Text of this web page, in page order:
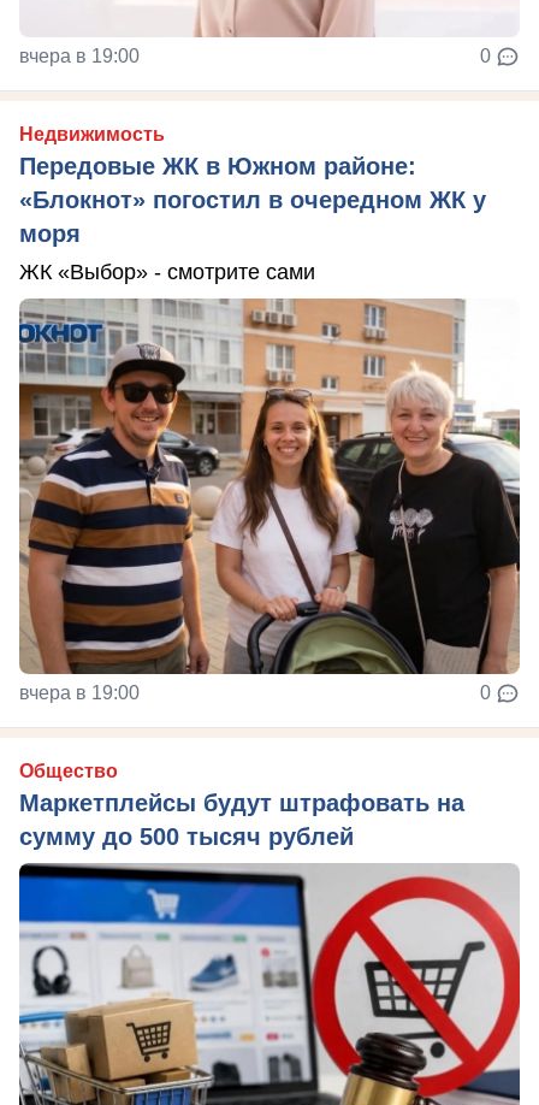
вчера в 19:00 0
Недвижимость
Передовые ЖК в Южном районе:
«Блокнот» погостил в очередном ЖК у
моря
ЖК «Выбор» - смотрите сами
вчера в 19:00 0
Общество
Маркетплейсы будут штрафовать на
сумму до 500 тысяч рублей